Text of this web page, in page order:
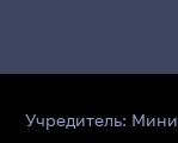
Учредитель: